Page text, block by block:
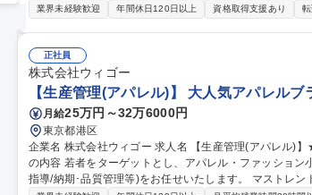
う運用受け入れ推進 ■改善活動、各種報告書作成 【業務
業界未経験歓迎 年間休日120日以上 資格取得支援あり 転
正社員
株式会社ウィゴー
【生産管理(アパレル)】 大人気アパレル
月給25万円～32万6000円
東京都港区
企業名 株式会社ウィゴー 求人名 【生産管理(アパレル)】★大人気アパレルブランド「WEGO」/残業平均10h 仕事
の内容 若者をターゲットとし、アパレル・ファッショ
指導/納期･品質管理等)をお任せいたします。 マストレンド商品を、様々な生産戦略を通して安定した品質、低コ